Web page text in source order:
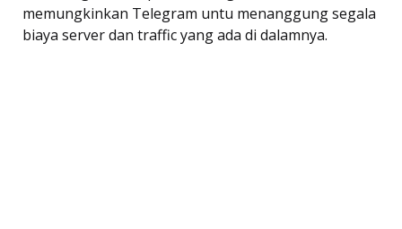
memungkinkan Telegram untu menanggung segala
biaya server dan traffic yang ada di dalamnya.